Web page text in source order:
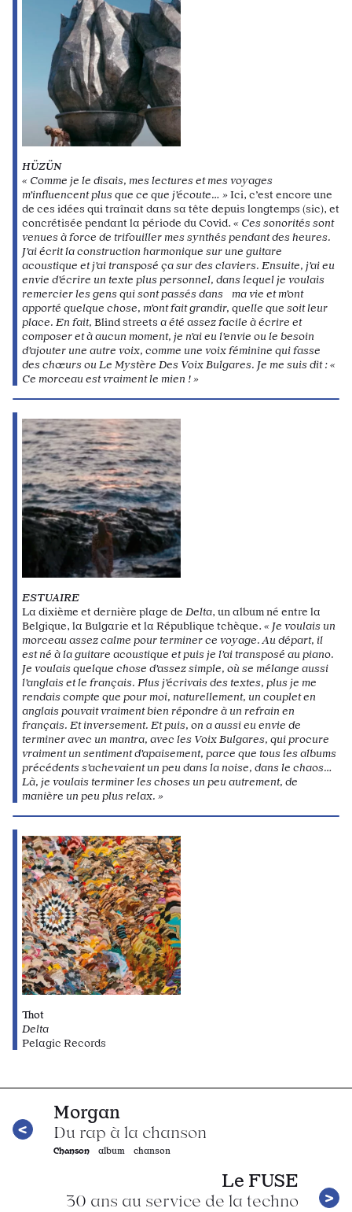
HÜZÜN
« Comme je le disais, mes lectures et mes voyages
m’influencent plus que ce que j’écoute… »Ici, c’est encore une
de ces idées qui traînait dans sa tête depuis longtemps (sic), et
concrétisée pendant la période du Covid. « Ces sonorités sont
venues à force de trifouiller mes synthés pendant des heures.
J’ai écrit la construction harmonique sur une guitare
acoustique et j’ai transposé ça sur des claviers. Ensuite, j’ai eu
envie d’écrire un texte plus personnel, dans lequel je voulais
remercier les gens qui sont passés dans ma vie et m’ont
apporté quelque chose, m’ont fait grandir, quelle que soit leur
place. En fait, Blind streets a été assez facile à écrire et
composer et à aucun moment, je n’ai eu l’envie ou le besoin
d’ajouter une autre voix, comme une voix féminine qui fasse
des chœurs ou Le Mystère Des Voix Bulgares. Je me suis dit : «
Ce morceau est vraiment le mien ! »
ESTUAIRE
La dixième et dernière plage de Delta, un album né entre la
Belgique, la Bulgarie et la République tchèque. « Je voulais un
morceau assez calme pour terminer ce voyage. Au départ, il
est né à la guitare acoustique et puis je l’ai transposé au piano.
Je voulais quelque chose d’assez simple, où se mélange aussi
l’anglais et le français. Plus j’écrivais des textes, plus je me
rendais compte que pour moi, naturellement, un couplet en
anglais pouvait vraiment bien répondre à un refrain en
français. Et inversement. Et puis, on a aussi eu envie de
terminer avec un mantra, avec les Voix Bulgares, qui procure
vraiment un sentiment d’apaisement, parce que tous les albums
précédents s’achevaient un peu dans la noise, dans le chaos…
Là, je voulais terminer les choses un peu autrement, de
manière un peu plus relax. »
Thot
Delta
Pelagic Records
Morgan
Du rap à la chanson
Chanson album chanson
Le FUSE
30 ans au service de la techno